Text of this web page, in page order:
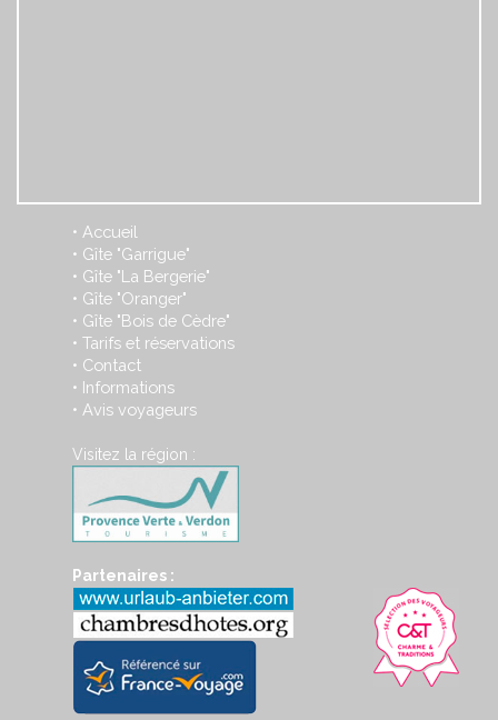
• Accueil
• Gîte "Garrigue"
• Gîte "La Bergerie"
• Gîte "Oranger"
• Gîte "Bois de Cèdre"
• Tarifs et réservations
• Contact
• Informations
• Avis voyageurs
Visitez la région :
Partenaires :